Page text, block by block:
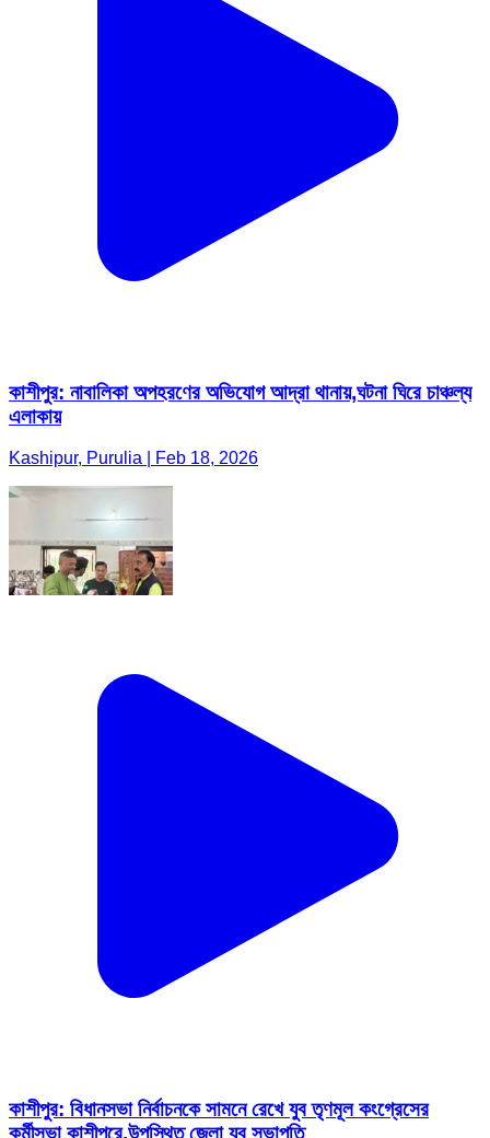
কাশীপুর: নাবালিকা অপহরণের অভিযোগ আদ্রা থানায়,ঘটনা ঘিরে চাঞ্চল্য
এলাকায়
Kashipur, Purulia | Feb 18, 2026
কাশীপুর: বিধানসভা নির্বাচনকে সামনে রেখে যুব তৃণমূল কংগ্রেসের
কর্মীসভা কাশীপুরে,উপস্থিত জেলা যুব সভাপতি